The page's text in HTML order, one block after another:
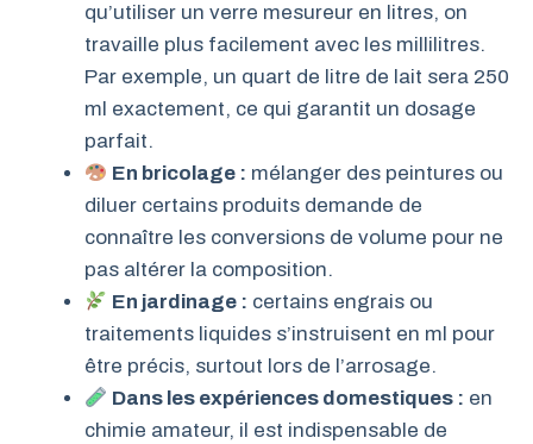
qu’utiliser un verre mesureur en litres, on
travaille plus facilement avec les millilitres.
Par exemple, un quart de litre de lait sera 250
ml exactement, ce qui garantit un dosage
parfait.
En bricolage : mélanger des peintures ou
diluer certains produits demande de
connaître les conversions de volume pour ne
pas altérer la composition.
En jardinage : certains engrais ou
traitements liquides s’instruisent en ml pour
être précis, surtout lors de l’arrosage.
Dans les expériences domestiques : en
chimie amateur, il est indispensable de